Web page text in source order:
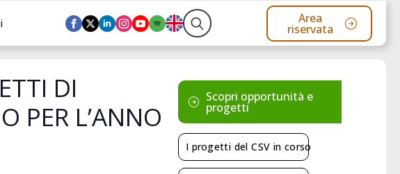
Search
Area
riservata
DI
PER L’ANNO
Scopri opportunità e
progetti
I progetti del CSV in corso